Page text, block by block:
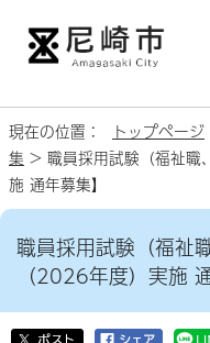
現在の位置： トップページ
集 > 職員採用試験（福祉職
施 通年募集】
職員採用試験（福祉
（2026年度）実施